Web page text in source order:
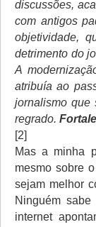
discussões,
com antigos
objetividade,
detrimento do
A
atribuía ao
jornalismo que
regrado.
[2]
Mas a minha
mesmo sobre o
sejam melhor
Ninguém
internet